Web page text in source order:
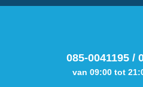
085-0041195 /
van 09:00 tot